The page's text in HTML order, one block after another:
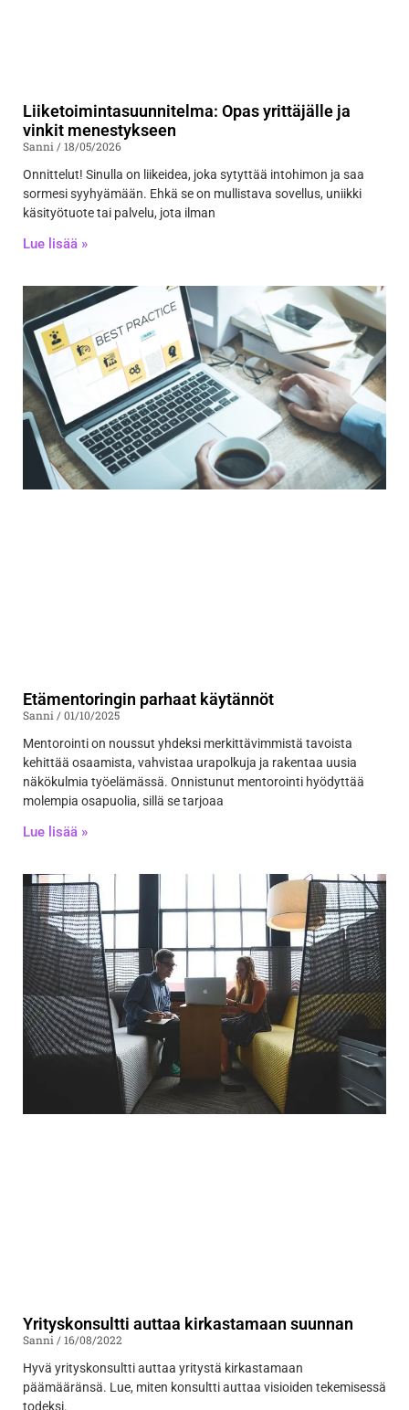
Liiketoimintasuunnitelma: Opas yrittäjälle ja
vinkit menestykseen
Sanni
18/05/2026
Onnittelut! Sinulla on liikeidea, joka sytyttää intohimon ja saa
sormesi syyhyämään. Ehkä se on mullistava sovellus, uniikki
käsityötuote tai palvelu, jota ilman
Lue lisää »
Etämentoringin parhaat käytännöt
Sanni
01/10/2025
Mentorointi on noussut yhdeksi merkittävimmistä tavoista
kehittää osaamista, vahvistaa urapolkuja ja rakentaa uusia
näkökulmia työelämässä. Onnistunut mentorointi hyödyttää
molempia osapuolia, sillä se tarjoaa
Lue lisää »
Yrityskonsultti auttaa kirkastamaan suunnan
Sanni
16/08/2022
Hyvä yrityskonsultti auttaa yritystä kirkastamaan
päämääränsä. Lue, miten konsultti auttaa visioiden tekemisessä
todeksi.